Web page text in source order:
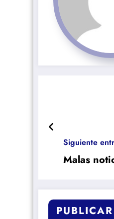
Siguiente
Malas